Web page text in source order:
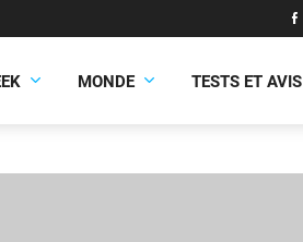
MONDE TESTS ET AVIS